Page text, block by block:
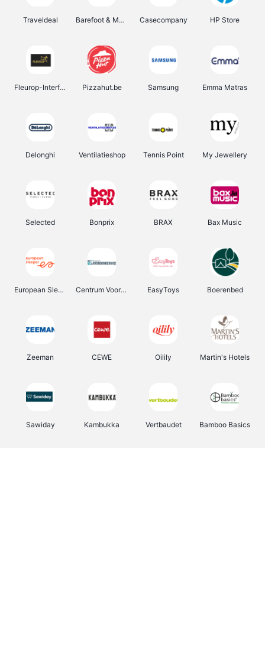
Traveldeal Barefoot & More Casecompany HP Store
Fleurop-Interflora Pizzahut.be Samsung Emma Matras
Delonghi Ventilatieshop Tennis Point My Jewellery
Selected Bonprix BRAX Bax Music
European Sleeper Centrum Voor Avondonderwijs EasyToys Boerenbed
Zeeman CEWE Oilily Martin's Hotels
Sawiday Kambukka Vertbaudet Bamboo Basics